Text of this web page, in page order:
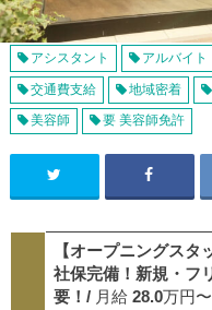
アシスタント アルバイト
交通費支給 地域密着
美容師 要 美容師免許
【オープニングス
社保完備！新規・フ
要！/ 月給28.0万円〜